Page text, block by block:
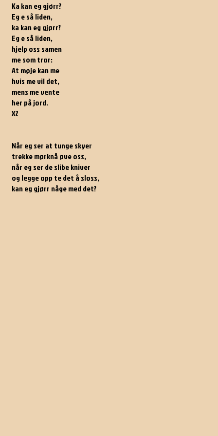
Ka kan eg gjørr?
Eg e så liden,
ka kan eg gjørr?
Eg e så liden,
hjelp oss samen
me som tror:
At møje kan me
hvis me vil det,
mens me vente
her på jord.
X2
Når eg ser at tunge skyer
trekke mørknå øve oss,
når eg ser de slibe kniver
og legge opp te det å sloss,
kan eg gjørr någe med det?